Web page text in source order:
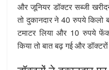
और जूनियर डॉक्टर सब्जी
तो दुकानदार ने 40 रुपये किलो
टमाटर लिया और 10 रुपये
किया तो बात बढ़ गई और